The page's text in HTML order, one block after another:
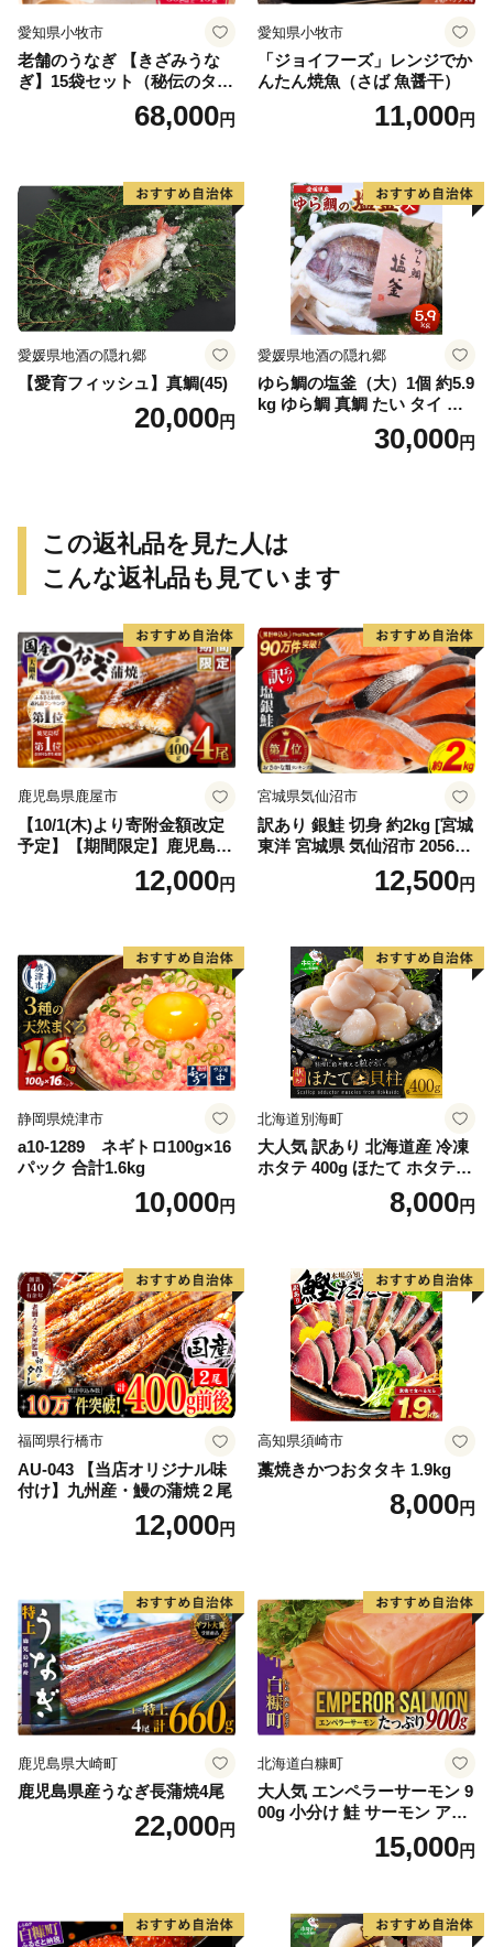
愛知県小牧市
老舗のうなぎ 【きざみうな
ぎ】15袋セット（秘伝のタレ
68,000円
愛知県小牧市
「ジョイフーズ」レンジでか
んたん焼魚（さば 魚醤干）
11,000円
愛媛県地酒の隠れ郷
【愛育フィッシュ】真鯛(45)
20,000円
愛媛県地酒の隠れ郷
ゆら鯛の塩釜（大）1個 約5.9
kg ゆら鯛 真鯛 たい タイ 鯛
塩釜焼き 塩釜 魚 魚介類 海鮮
祝い事 お祝い ハレの日 食品
30,000円
この返礼品を見た人は
こんな返礼品も見ています
鹿児島県鹿屋市
【10/1(木)より寄附金額改定
予定】【期間限定】鹿児島県
大隅産うなぎ蒲焼4尾（400
g） KN007-02312,000円
宮城県気仙沼市
訳あり 銀鮭 切身 約2kg [宮城
東洋 宮城県 気仙沼市 205649
91] 鮭 魚介類 海鮮 訳アリ 規
格外 不揃い さけ サケ 鮭切身
切り身 魚 わけあり
12,500円
静岡県焼津市
a10-1289 ネギトロ100g×16
パック 合計1.6kg
10,000円
北海道別海町
大人気 訳あり 北海道産 冷凍
ホタテ 400g ほたて ホタテ
8,000円
福岡県行橋市
AU-043 【当店オリジナル味
付け】九州産・鰻の蒲焼２尾
12,000円
高知県須崎市
藁焼きかつおタタキ 1.9kg
8,000円
鹿児島県大崎町
鹿児島県産うなぎ長蒲焼4尾
22,000円
北海道白糠町
大人気 エンペラーサーモン 9
00g 小分け 鮭 サーモン アト
ランティックサーモン 水産
庁長官賞 受賞 さけ シャケ し
満足 美味しい 贈答 生食用 刺
身 お刺身 刺し身 魚介類 海鮮
15,000円